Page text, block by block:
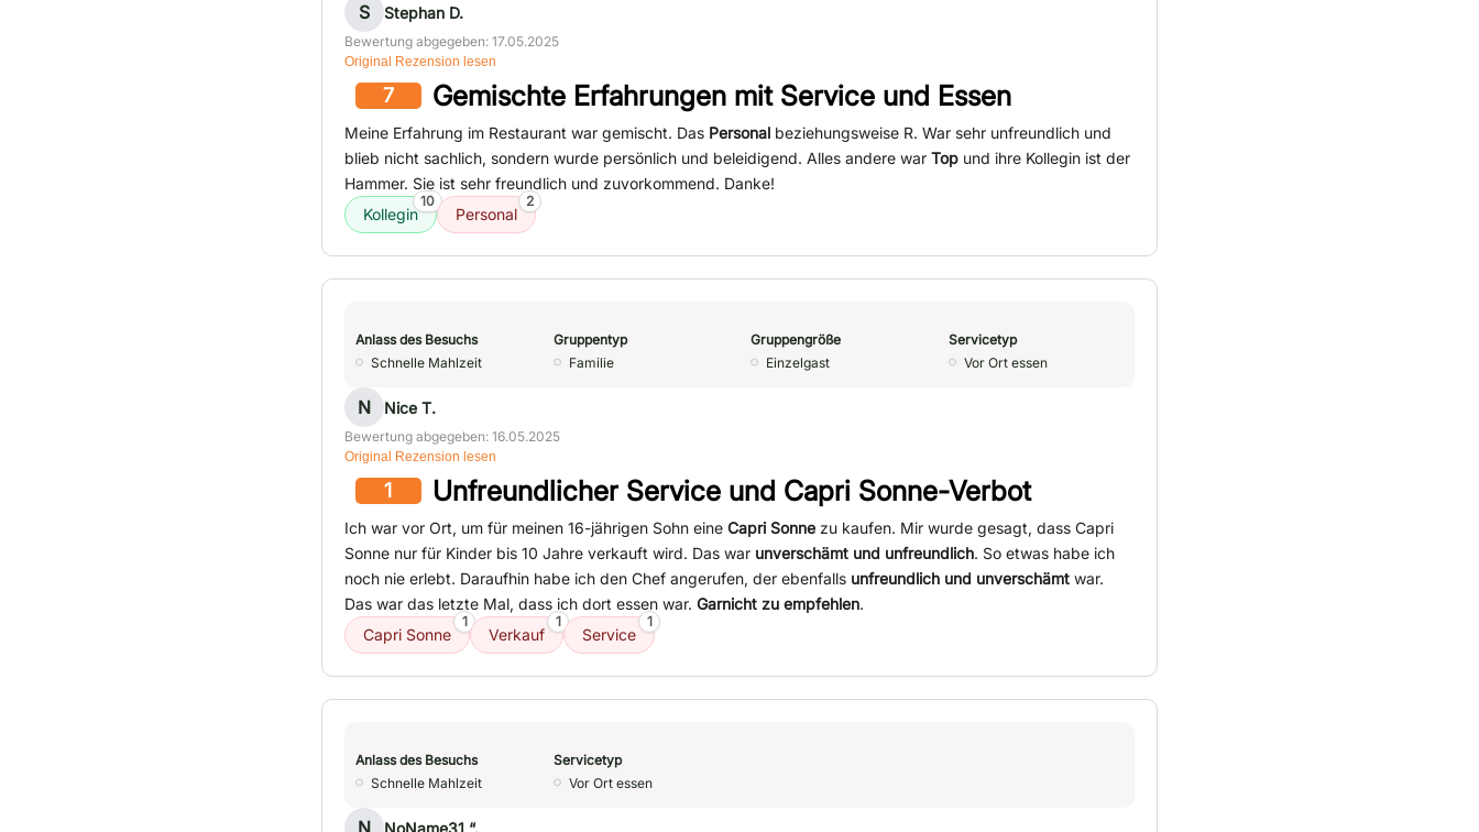
S Stephan D.
Bewertung abgegeben: 17.05.2025
Original Rezension lesen
7 Gemischte Erfahrungen mit Service und Essen
Meine Erfahrung im Restaurant war gemischt. Das Personal beziehungsweise R. War sehr unfreundlich und
blieb nicht sachlich, sondern wurde persönlich und beleidigend. Alles andere war Top und ihre Kollegin ist der
Hammer. Sie ist sehr freundlich und zuvorkommend. Danke!
Kollegin
10
Personal
2
Anlass des Besuchs
Schnelle Mahlzeit
Gruppentyp
Familie
Gruppengröße
Einzelgast
Servicetyp
Vor Ort essen
N Nice T.
Bewertung abgegeben: 16.05.2025
Original Rezension lesen
1 Unfreundlicher Service und Capri Sonne-Verbot
Ich war vor Ort, um für meinen 16-jährigen Sohn eine Capri Sonne zu kaufen. Mir wurde gesagt, dass Capri
Sonne nur für Kinder bis 10 Jahre verkauft wird. Das war unverschämt und unfreundlich. So etwas habe ich
noch nie erlebt. Daraufhin habe ich den Chef angerufen, der ebenfalls unfreundlich und unverschämt war.
Das war das letzte Mal, dass ich dort essen war. Garnicht zu empfehlen.
Capri Sonne
1
Verkauf
1
Service
1
Anlass des Besuchs
Schnelle Mahlzeit
Servicetyp
Vor Ort essen
N NoName31 “.